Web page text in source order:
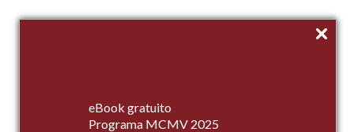
eBook gratuito
Programa MCMV 2025
Empreendimentos